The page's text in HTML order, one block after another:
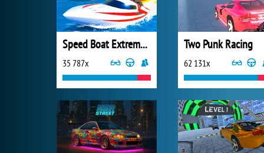
Speed Boat Extreme Racing
35 787x
Two Punk Racing
62 131x